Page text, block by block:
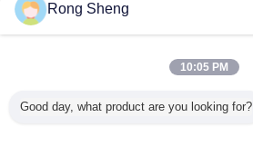
LebihElektroda Grafit
Rong Sheng
10:05 PM
Good day, what product are you looking for?